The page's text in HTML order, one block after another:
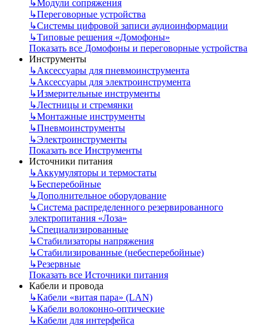
↳Модули сопряжения
↳Переговорные устройства
↳Системы цифровой записи аудиоинформации
↳Типовые решения «Домофоны»
Показать все Домофоны и переговорные устройства
Инструменты
↳Аксессуары для пневмоинструмента
↳Аксессуары для электроинструмента
↳Измерительные инструменты
↳Лестницы и стремянки
↳Монтажные инструменты
↳Пневмоинструменты
↳Электроинструменты
Показать все Инструменты
Источники питания
↳Аккумуляторы и термостаты
↳Бесперебойные
↳Дополнительное оборудование
↳Система распределенного резервированного
электропитания «Лоза»
↳Специализированные
↳Стабилизаторы напряжения
↳Стабилизированные (небесперебойные)
↳Резервные
Показать все Источники питания
Кабели и провода
↳Кабели «витая пара» (LAN)
↳Кабели волоконно-оптические
↳Кабели для интерфейса